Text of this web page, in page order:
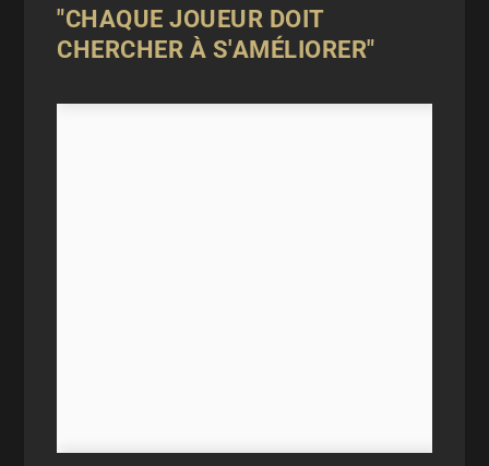
"CHAQUE JOUEUR DOIT
CHERCHER À S'AMÉLIORER"